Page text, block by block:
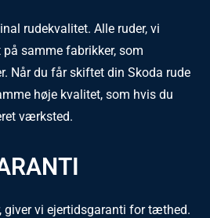
rudekvalitet. Alle ruder, vi
på samme fabrikker, som
Når du får skiftet din Skoda rude
høje kvalitet, som hvis du
værksted.
giver vi ejertidsgaranti for tæthed.